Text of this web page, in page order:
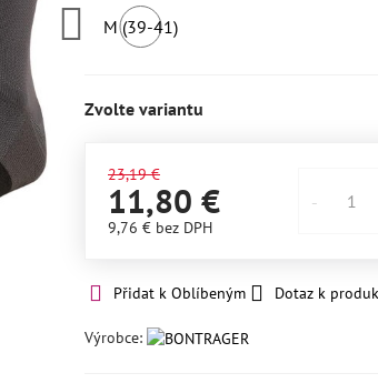
M (39-41)
Zvolte variantu
23,19 €
11,80 €
9,76 € bez DPH
Přidat k Oblíbeným Dotaz k
Výrobce: